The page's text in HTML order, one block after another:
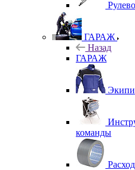
ГАРАЖ
Назад
ГАРАЖ
команды